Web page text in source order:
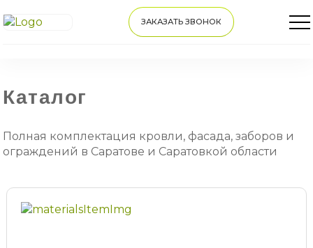
ЗАКАЗАТЬ ЗВОНОК
Каталог
Полная комплектация кровли, фасада, заборов и
ограждений в Саратове и Саратовкой области